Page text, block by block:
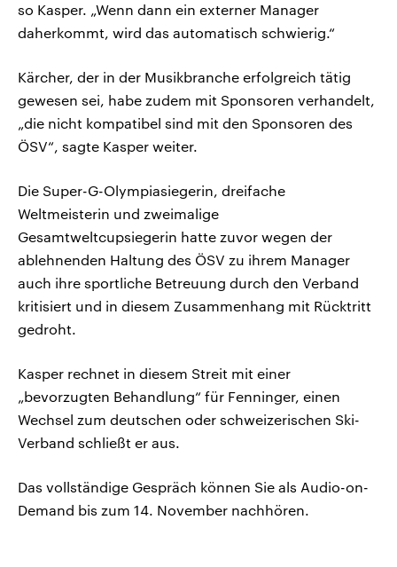
so Kasper. „Wenn dann ein externer Manager
daherkommt, wird das automatisch schwierig.“
Kärcher, der in der Musikbranche erfolgreich tätig
gewesen sei, habe zudem mit Sponsoren verhandelt,
„die nicht kompatibel sind mit den Sponsoren des
ÖSV“, sagte Kasper weiter.
Die Super-G-Olympiasiegerin, dreifache
Weltmeisterin und zweimalige
Gesamtweltcupsiegerin hatte zuvor wegen der
ablehnenden Haltung des ÖSV zu ihrem Manager
auch ihre sportliche Betreuung durch den Verband
kritisiert und in diesem Zusammenhang mit Rücktritt
gedroht.
Kasper rechnet in diesem Streit mit einer
„bevorzugten Behandlung“ für Fenninger, einen
Wechsel zum deutschen oder schweizerischen Ski-
Verband schließt er aus.
Das vollständige Gespräch können Sie als Audio-on-
Demand bis zum 14. November nachhören.